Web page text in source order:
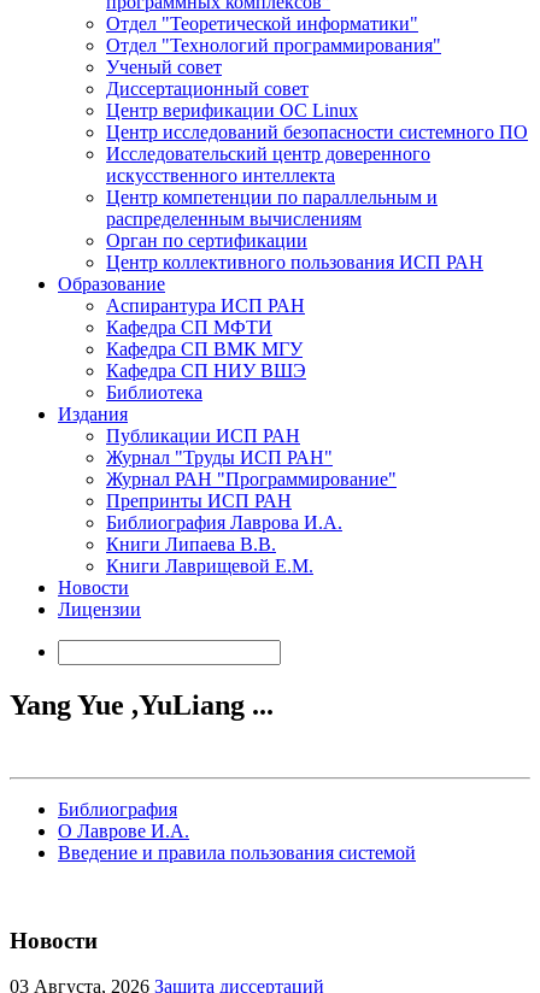
Отдел "Теоретической информатики"
Отдел "Технологий программирования"
Ученый совет
Диссертационный совет
Центр верификации ОС Linux
Центр исследований безопасности системного ПО
Исследовательский центр доверенного
искусственного интеллекта
Центр компетенции по параллельным и
распределенным вычислениям
Орган по сертификации
Центр коллективного пользования ИСП РАН
Образование
Аспирантура ИСП РАН
Кафедра СП МФТИ
Кафедра СП ВМК МГУ
Кафедра СП НИУ ВШЭ
Библиотека
Издания
Публикации ИСП РАН
Журнал "Труды ИСП РАН"
Журнал РАН "Программирование"
Препринты ИСП РАН
Библиография Лаврова И.А.
Книги Липаева В.В.
Книги Лаврищевой Е.М.
Новости
Лицензии
Yang Yue ,YuLiang ...
Библиография
О Лаврове И.А.
Введение и правила пользования системой
Новости
03 Августа, 2026 Защита диссертаций